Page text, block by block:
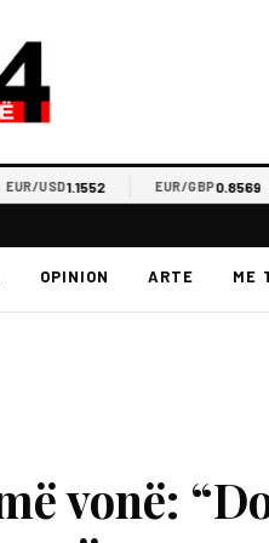
USD1.1552 EUR/GBP0.8569
OPINION ARTE ME
vonë: